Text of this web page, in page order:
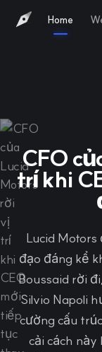
Home
CFO
trí khi
Lucid
đạo đáng kể
Boussaid rời
Silvio Napoli
cường cấu
cải cách